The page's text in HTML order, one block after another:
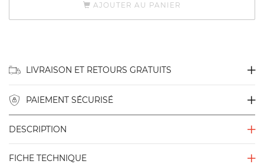
AJOUTER AU PANIER
LIVRAISON ET RETOURS GRATUITS
PAIEMENT SÉCURISÉ
DESCRIPTION
FICHE TECHNIQUE